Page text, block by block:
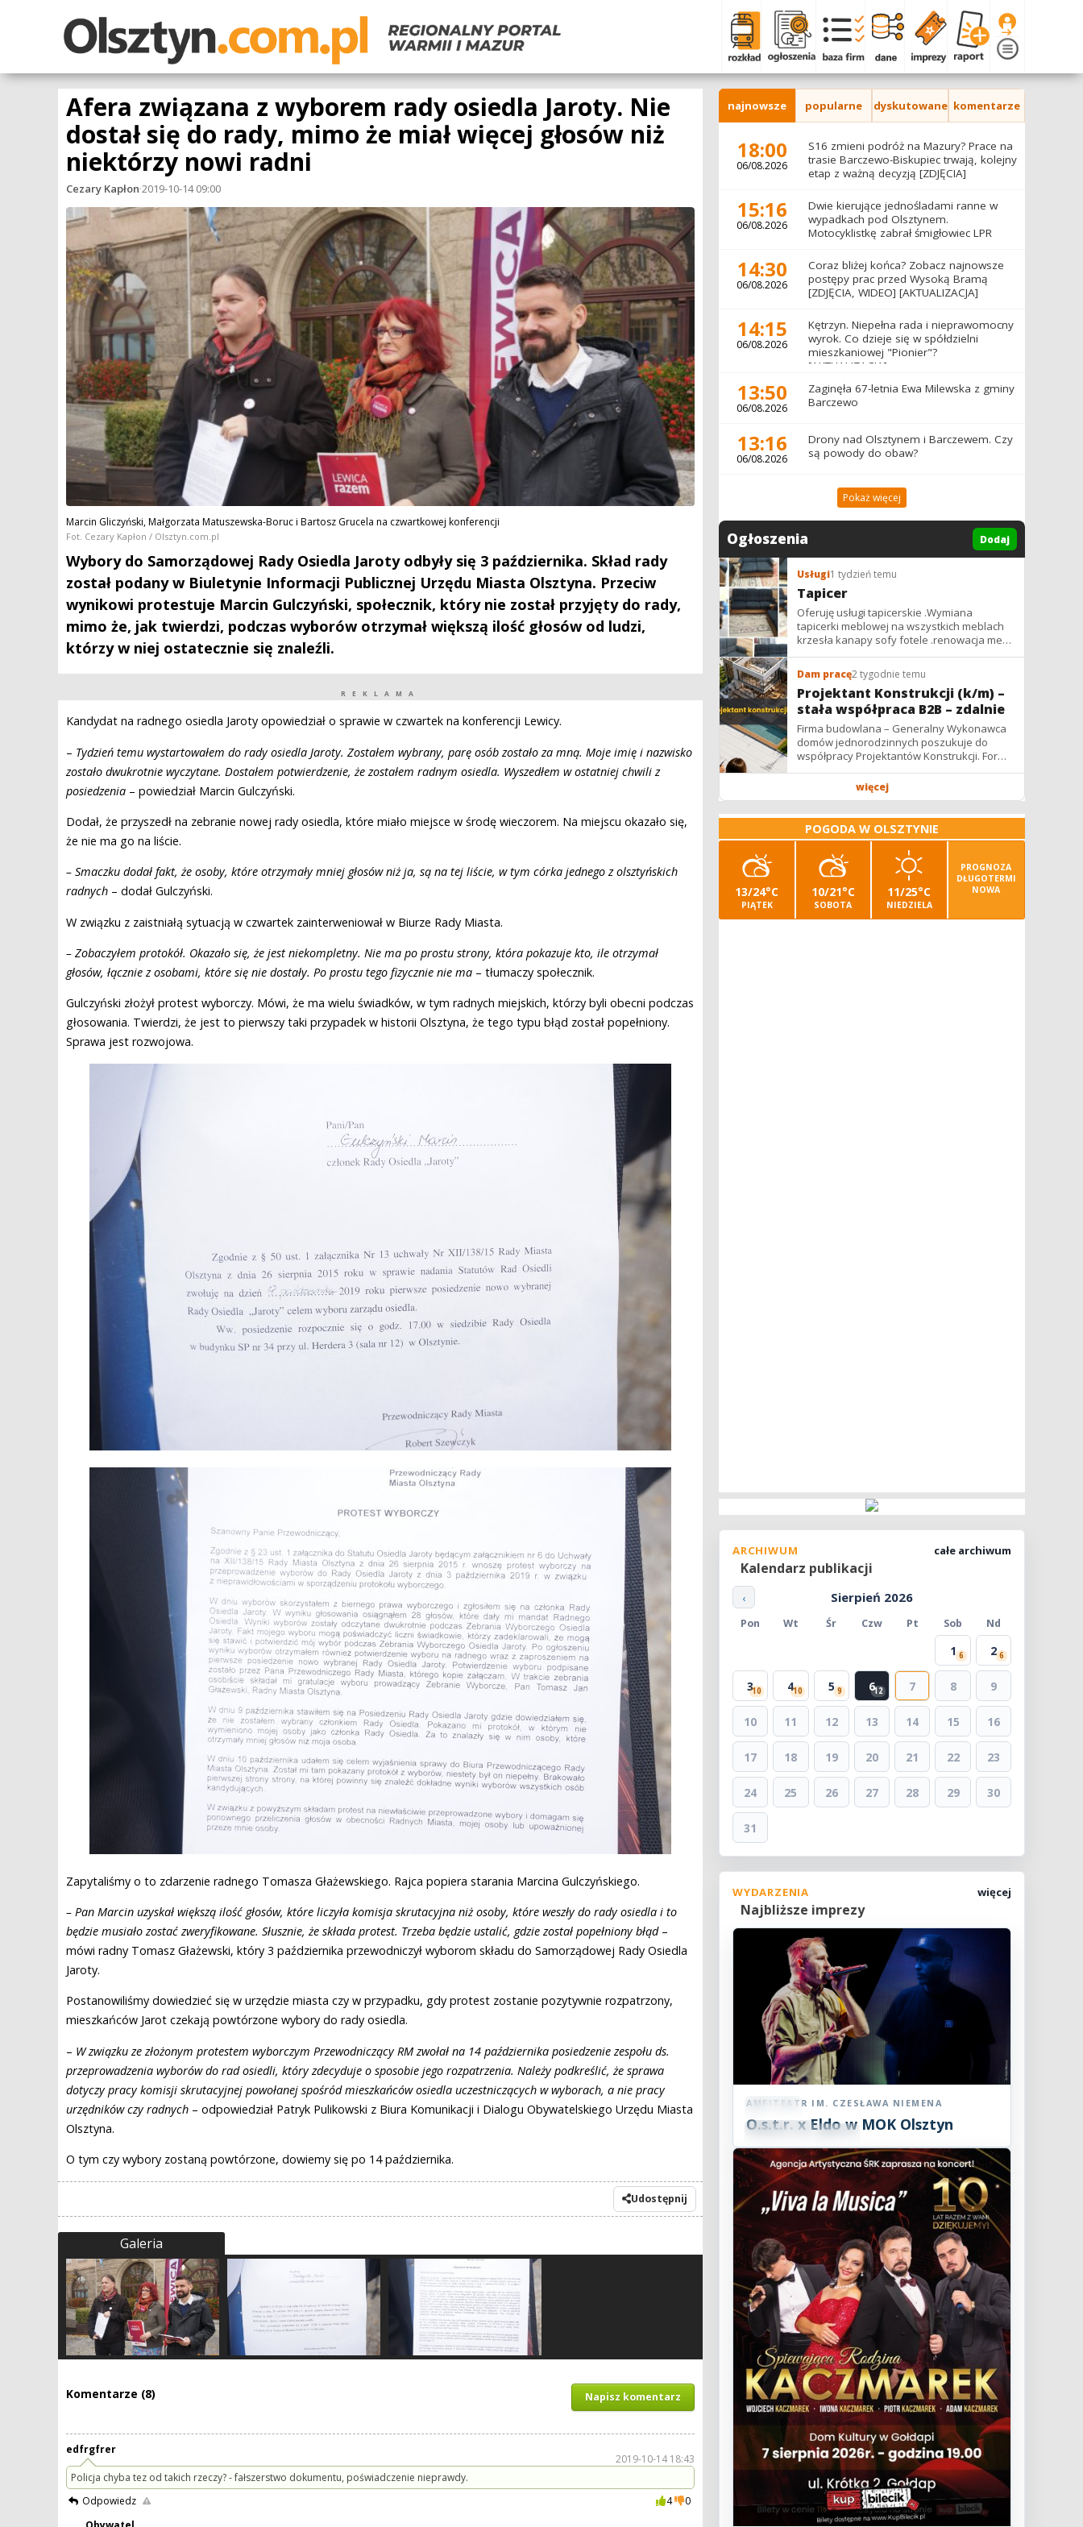
Afera związana z wyborem rady osiedla Jaroty. Nie
dostał się do rady, mimo że miał więcej głosów niż
niektórzy nowi radni
Cezary Kapłon·2019-10-14 09:00
Marcin Gliczyński, Małgorzata Matuszewska-Boruc i Bartosz Grucela na czwartkowej konferencji
Fot. Cezary Kapłon / Olsztyn.com.pl
Wybory do Samorządowej Rady Osiedla Jaroty odbyły się 3 października. Skład rady
został podany w Biuletynie Informacji Publicznej Urzędu Miasta Olsztyna. Przeciw
wynikowi protestuje Marcin Gulczyński, społecznik, który nie został przyjęty do rady,
mimo że, jak twierdzi, podczas wyborów otrzymał większą ilość głosów od ludzi,
którzy w niej ostatecznie się znaleźli.
REKLAMA
Kandydat na radnego osiedla Jaroty opowiedział o sprawie w czwartek na konferencji Lewicy.
– Tydzień temu wystartowałem do rady osiedla Jaroty. Zostałem wybrany, parę osób zostało za mną. Moje imię i nazwisko
zostało dwukrotnie wyczytane. Dostałem potwierdzenie, że zostałem radnym osiedla. Wyszedłem w ostatniej chwili z
posiedzenia – powiedział Marcin Gulczyński.
Dodał, że przyszedł na zebranie nowej rady osiedla, które miało miejsce w środę wieczorem. Na miejscu okazało się,
że nie ma go na liście.
– Smaczku dodał fakt, że osoby, które otrzymały mniej głosów niż ja, są na tej liście, w tym córka jednego z olsztyńskich
radnych – dodał Gulczyński.
W związku z zaistniałą sytuacją w czwartek zainterweniował w Biurze Rady Miasta.
– Zobaczyłem protokół. Okazało się, że jest niekompletny. Nie ma po prostu strony, która pokazuje kto, ile otrzymał
głosów, łącznie z osobami, które się nie dostały. Po prostu tego fizycznie nie ma – tłumaczy społecznik.
Gulczyński złożył protest wyborczy. Mówi, że ma wielu świadków, w tym radnych miejskich, którzy byli obecni podczas
głosowania. Twierdzi, że jest to pierwszy taki przypadek w historii Olsztyna, że tego typu błąd został popełniony.
Sprawa jest rozwojowa.
Zapytaliśmy o to zdarzenie radnego Tomasza Głażewskiego. Rajca popiera starania Marcina Gulczyńskiego.
– Pan Marcin uzyskał większą ilość głosów, które liczyła komisja skrutacyjna niż osoby, które weszły do rady osiedla i to
będzie musiało zostać zweryfikowane. Słusznie, że składa protest. Trzeba będzie ustalić, gdzie został popełniony błąd –
mówi radny Tomasz Głażewski, który 3 października przewodniczył wyborom składu do Samorządowej Rady Osiedla
Jaroty.
Postanowiliśmy dowiedzieć się w urzędzie miasta czy w przypadku, gdy protest zostanie pozytywnie rozpatrzony,
mieszkańców Jarot czekają powtórzone wybory do rady osiedla.
– W związku ze złożonym protestem wyborczym Przewodniczący RM zwołał na 14 października posiedzenie zespołu ds.
przeprowadzenia wyborów do rad osiedli, który zdecyduje o sposobie jego rozpatrzenia. Należy podkreślić, że sprawa
dotyczy pracy komisji skrutacyjnej powołanej spośród mieszkańców osiedla uczestniczących w wyborach, a nie pracy
urzędników czy radnych – odpowiedział Patryk Pulikowski z Biura Komunikacji i Dialogu Obywatelskiego Urzędu Miasta
Olsztyna.
O tym czy wybory zostaną powtórzone, dowiemy się po 14 października.
Udostępnij
Galeria
Komentarze (8) Napisz komentarz
edfrgfrer
2019-10-14 18:43
Policja chyba tez od takich rzeczy? - fałszerstwo dokumentu, poświadczenie nieprawdy.
Odpowiedz
4
0
najnowsze popularne dyskutowane komentarze
18:00
06/08.2026
S16 zmieni podróż na Mazury? Prace na
trasie Barczewo-Biskupiec trwają, kolejny
etap z ważną decyzją [ZDJĘCIA]
15:16
06/08.2026
Dwie kierujące jednośladami ranne w
wypadkach pod Olsztynem.
Motocyklistkę zabrał śmigłowiec LPR
14:30
06/08.2026
Coraz bliżej końca? Zobacz najnowsze
postępy prac przed Wysoką Bramą
[ZDJĘCIA, WIDEO] [AKTUALIZACJA]
14:15
06/08.2026
Kętrzyn. Niepełna rada i nieprawomocny
wyrok. Co dzieje się w spółdzielni
mieszkaniowej "Pionier"?
[AKTUALIZACJA]
13:50
06/08.2026
Zaginęła 67-letnia Ewa Milewska z gminy
Barczewo
13:16
06/08.2026
Drony nad Olsztynem i Barczewem. Czy
są powody do obaw?
Pokaż więcej
Ogłoszenia Dodaj
Usługi1 tydzień temu
Tapicer
Oferuję usługi tapicerskie .Wymiana
tapicerki meblowej na wszystkich meblach
krzesła kanapy sofy fotele .renowacja mebli
vintage,PRL. glamur
Dam pracę2 tygodnie temu
Projektant Konstrukcji (k/m) –
stała współpraca B2B – zdalnie
Firma budowlana – Generalny Wykonawca
domów jednorodzinnych poszukuje do
współpracy Projektantów Konstrukcji. Forma
współpracy: B2B / podwykonawstwo –
więcej
POGODA W OLSZTYNIE
13/24°C
PIĄTEK
10/21°C
SOBOTA
11/25°C
NIEDZIELA
PROGNOZA
DŁUGOTERMI
NOWA
ARCHIWUM
Kalendarz publikacji
całe archiwum
‹ Sierpień 2026
Pon Wt Śr Czw Pt Sob Nd
1 6 2 6
310 410 5 9 612 7 8 9
10 11 12 13 14 15 16
17 18 19 20 21 22 23
24 25 26 27 28 29 30
31
WYDARZENIA
Najbliższe imprezy
więcej
Koncert
07 SIE
2026
AMFITEATR IM. CZESŁAWA NIEMENA
O.s.t.r. x Eldo w MOK Olsztyn